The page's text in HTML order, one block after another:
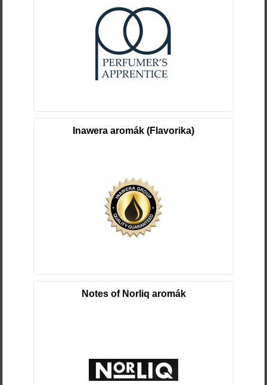
Inawera aromák (Flavorika)
Notes of Norliq aromák